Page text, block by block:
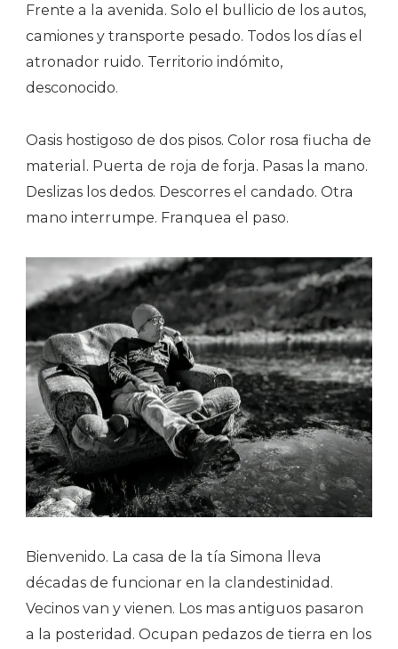
Frente a la avenida. Solo el bullicio de los autos,
camiones y transporte pesado. Todos los días el
atronador ruido. Territorio indómito,
desconocido.
Oasis hostigoso de dos pisos. Color rosa fiucha de
material. Puerta de roja de forja. Pasas la mano.
Deslizas los dedos. Descorres el candado. Otra
mano interrumpe. Franquea el paso.
Bienvenido. La casa de la tía Simona lleva
décadas de funcionar en la clandestinidad.
Vecinos van y vienen. Los mas antiguos pasaron
a la posteridad. Ocupan pedazos de tierra en los